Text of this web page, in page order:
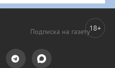
Подписка на газету18+